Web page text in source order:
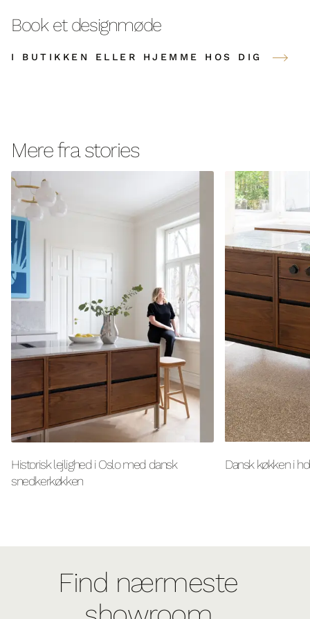
Book et designmøde
I BUTIKKEN ELLER HJEMME HOS DIG
Mere fra stories
Historisk lejlighed i Oslo med dansk
snedkerkøkken
Dansk køkken i
Find nærmeste